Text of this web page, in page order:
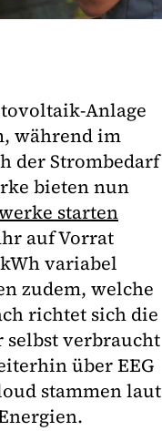
Anlage
während im
der Strombedarf
bieten nun
starten
auf Vorrat
variabel
zudem, welche
richtet sich die
verbraucht
über EEG
stammen laut